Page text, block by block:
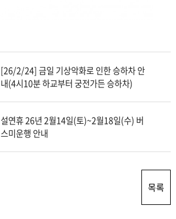
[26/2/24] 금일 기상악화로 인한 승하차 안
내(4시10분 하교부터 궁전가든 승하차)
설연휴 26년 2월14일(토)~2월18일(수) 버
스미운행 안내
목록